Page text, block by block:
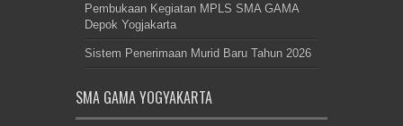
Pembukaan Kegiatan MPLS SMA GAMA
Depok Yogjakarta
Sistem Penerimaan Murid Baru Tahun 2026
SMA GAMA YOGYAKARTA